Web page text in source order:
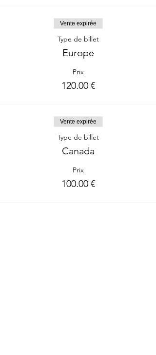
-Outils Access Consciousness®
-Pas de prérequis
Ton temps dans le monde:
xedtime.html?
iso=20231211T1930&p1=945&ah=2
Vente expirée
Type de billet
Europe
Prix
120.00 €
Vente expirée
Type de billet
Canada
Prix
100.00 €